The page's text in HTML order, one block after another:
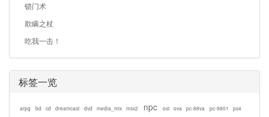
锁门术
欺瞒之杖
吃我一击！
标签一览
arpg bd cd dreamcast dvd media_mix msx2 npc ost ova pc-88va pc-9801
ps4